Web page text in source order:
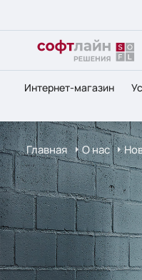
Интернет-магазин
Главная О нас